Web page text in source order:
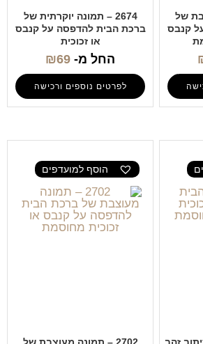
של
קנבס
2674 – תמונה יוקרתית של
ברכת הבית להדפסה על קנבס
או זכוכית
החל מ- ₪69
לפרטים נוספים ורכישה
הוסף למועדפים